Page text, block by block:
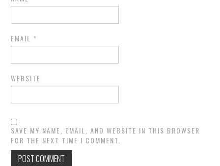
EMAIL *
WEBSITE
SAVE MY NAME, EMAIL, AND WEBSITE IN THIS BROWSER
FOR THE NEXT TIME I COMMENT.